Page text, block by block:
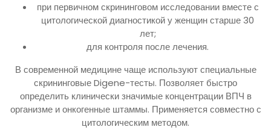
при первичном скрининговом исследовании вместе с
цитологической диагностикой у женщин старше 30
лет;
для контроля после лечения.
В современной медицине чаще используют специальные
скрининговые Digene-тесты. Позволяет быстро
определить клинически значимые концентрации ВПЧ в
организме и онкогенные штаммы. Применяется совместно с
цитологическим методом.